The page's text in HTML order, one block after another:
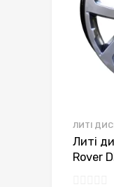
ЛИТІ
Литі
Rover